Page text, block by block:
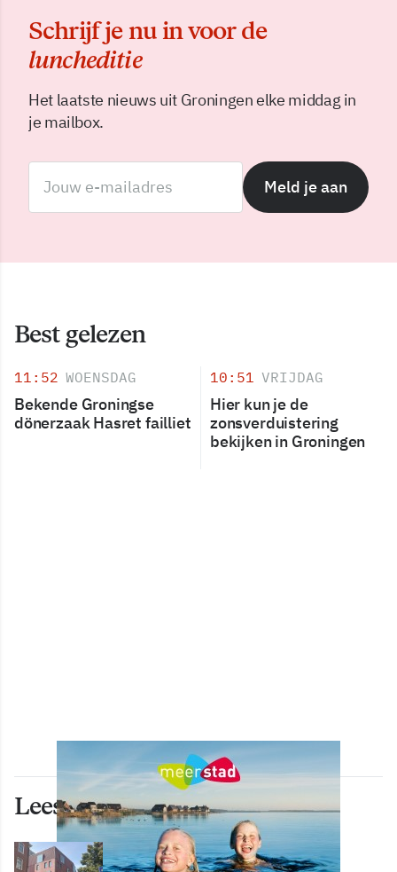
Schrijf je nu in voor de
luncheditie
Het laatste nieuws uit Groningen elke middag in
je mailbox.
Meld je aan
Best gelezen
11:52 WOENSDAG
Bekende Groningse
dönerzaak Hasret failliet
10:51 VRIJDAG
Hier kun je de
zonsverduistering
bekijken in Groningen
Lees ook deze artikelen
WONEN